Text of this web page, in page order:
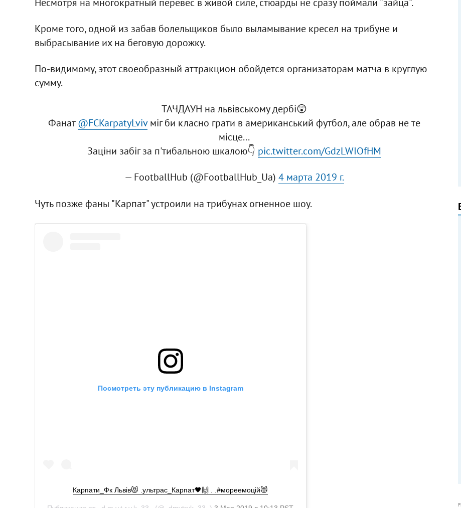
Кроме того, одной из забав болельщиков было выламывание кресел на трибуне и
выбрасывание их на беговую дорожку.
По-видимому, этот своеобразный аттракцион обойдется организаторам матча в круглую
сумму.
ТАЧДАУН на львівському дербі😲
Фанат@FCKarpatyLvivміг би класно грати в американський футбол, але обрав не те
місце...
Заціни забіг за п'тибальною шкалою👇 pic.twitter.com/GdzLWIOfHM
— FootballHub (@FootballHub_Ua) 4 марта 2019 г.
Чуть позже фаны "Карпат" устроили на трибунах огненное шоу.
Посмотреть эту публикацию в Instagram
Карпати_Фк Львів😻 .ультрас_Карпат🖤🙌 . .#мореемоцій😻